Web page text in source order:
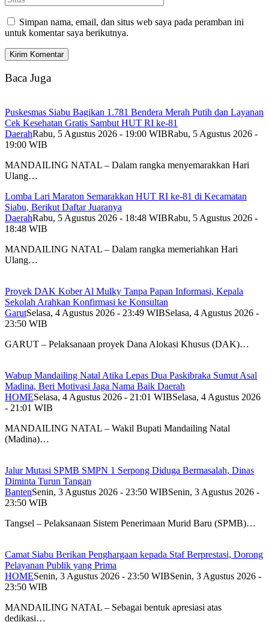
Simpan nama, email, dan situs web saya pada peramban ini
untuk komentar saya berikutnya.
Baca Juga
Puskesmas Siabu Bagikan 1.781 Bendera Merah Putih dan Layanan
Cek Kesehatan Gratis Sambut HUT RI ke-81
DaerahRabu, 5 Agustus 2026 - 19:00 WIBRabu, 5 Agustus 2026 -
19:00 WIB
MANDAILING NATAL – Dalam rangka menyemarakkan Hari
Ulang…
Lomba Lari Maraton Semarakkan HUT RI ke-81 di Kecamatan
Siabu, Berikut Daftar Juaranya
DaerahRabu, 5 Agustus 2026 - 18:48 WIBRabu, 5 Agustus 2026 -
18:48 WIB
MANDAILING NATAL – Dalam rangka memeriahkan Hari
Ulang…
Proyek DAK Kober Al Mulky Tanpa Papan Informasi, Kepala
Sekolah Arahkan Konfirmasi ke Konsultan
GarutSelasa, 4 Agustus 2026 - 23:49 WIBSelasa, 4 Agustus 2026 -
23:50 WIB
GARUT – Pelaksanaan proyek Dana Alokasi Khusus (DAK)…
Wabup Mandailing Natal Atika Lepas Dua Paskibraka Sumut Asal
Madina, Beri Motivasi Jaga Nama Baik Daerah
HOMESelasa, 4 Agustus 2026 - 21:01 WIBSelasa, 4 Agustus 2026
- 21:01 WIB
MANDAILING NATAL – Wakil Bupati Mandailing Natal
(Madina)…
Jalur Mutasi SPMB SMPN 1 Serpong Diduga Bermasalah, Dinas
Diminta Turun Tangan
BantenSenin, 3 Agustus 2026 - 23:50 WIBSenin, 3 Agustus 2026 -
23:50 WIB
Tangsel – Pelaksanaan Sistem Penerimaan Murid Baru (SPMB)…
Camat Siabu Berikan Penghargaan kepada Staf Berprestasi, Dorong
Pelayanan Publik yang Prima
HOMESenin, 3 Agustus 2026 - 23:50 WIBSenin, 3 Agustus 2026 -
23:50 WIB
MANDAILING NATAL – Sebagai bentuk apresiasi atas
dedikasi…